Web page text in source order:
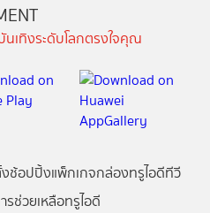
เทิงระดับโลกตรงใจคุณ
ช้อปปิ้งแพ็กเกจกล่องทรูไอดีทีวี
รช่วยเหลือทรูไอดี